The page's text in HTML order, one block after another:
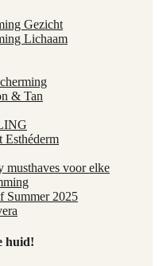
Gezicht
Lichaam
& Tan
Esthéderm
musthaves voor elke
Summer 2025
huid!